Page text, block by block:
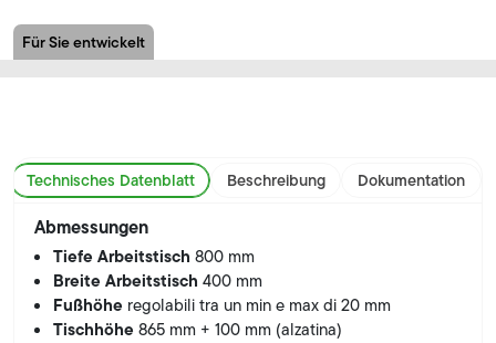
Für Sie entwickelt
Technisches Datenblatt Beschreibung Dokumentation
Abmessungen
Tiefe Arbeitstisch800 mm
Breite Arbeitstisch400 mm
Fußhöhe regolabili tra un min e max di 20 mm
Tischhöhe865 mm + 100 mm (alzatina)